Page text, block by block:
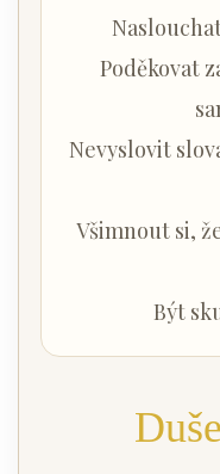
Poděkovat
Nevyslovit
Všimnout si,
Být